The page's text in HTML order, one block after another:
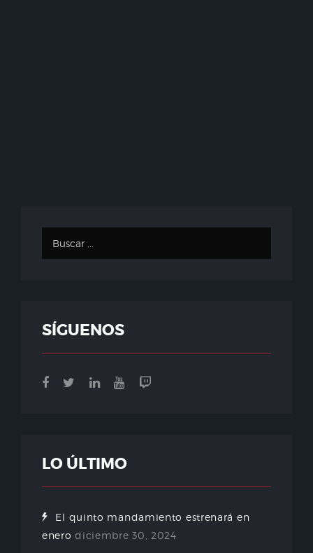
SÍGUENOS
LO ÚLTIMO
El quinto mandamiento estrenará en
enero diciembre 30, 2024